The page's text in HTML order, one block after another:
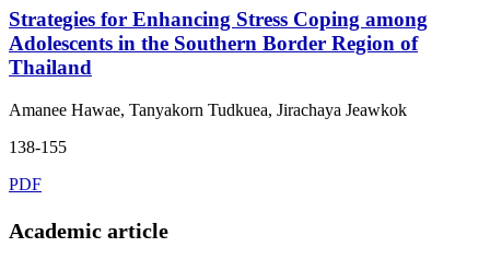
Strategies for Enhancing Stress Coping among
Adolescents in the Southern Border Region of
Thailand
Amanee Hawae, Tanyakorn Tudkuea, Jirachaya Jeawkok
138-155
PDF
Academic article